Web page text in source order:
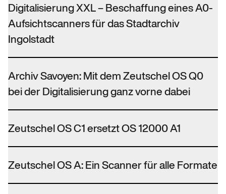
Digitalisierung XXL – Beschaffung eines A0-
Aufsichtscanners für das Stadtarchiv
Ingolstadt
Archiv Savoyen: Mit dem Zeutschel OS Q0
bei der Digitalisierung ganz vorne dabei
Zeutschel OS C1 ersetzt OS 12000 A1
Zeutschel OS A: Ein Scanner für alle Formate